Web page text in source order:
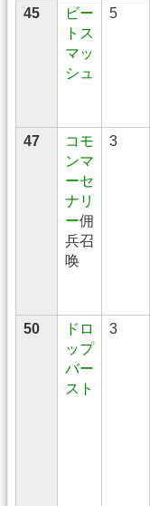
45
ビー
トス
マッ
シュ
5
47
コモ
ンマ
ーセ
ナリ
ー佣
兵召
唤
3
50
ドロ
ップ
バー
スト
3